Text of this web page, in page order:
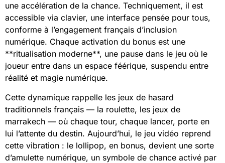
une accélération de la chance. Techniquement, il est
accessible via clavier, une interface pensée pour tous,
conforme à l’engagement français d’inclusion
numérique. Chaque activation du bonus est une
**ritualisation moderne**, une pause dans le jeu où le
joueur entre dans un espace féérique, suspendu entre
réalité et magie numérique.
Cette dynamique rappelle les jeux de hasard
traditionnels français — la roulette, les jeux de
marrakech — où chaque tour, chaque lancer, porte en
lui l’attente du destin. Aujourd’hui, le jeu vidéo reprend
cette vibration : le lollipop, en bonus, devient une sorte
d’amulette numérique, un symbole de chance activé par